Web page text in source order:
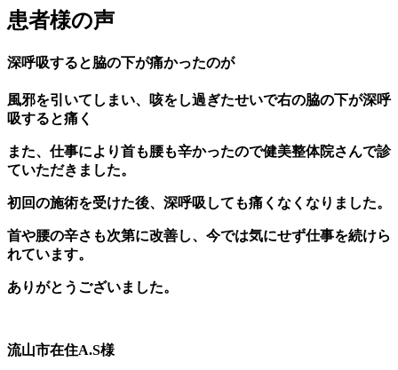
患者様の声
深呼吸すると脇の下が痛かったのが
風邪を引いてしまい、咳をし過ぎたせいで右の脇の下が深呼
吸すると痛く
また、仕事により首も腰も辛かったので健美整体院さんで診
ていただきました。
初回の施術を受けた後、深呼吸しても痛くなくなりました。
首や腰の辛さも次第に改善し、今では気にせず仕事を続けら
れています。
ありがとうございました。
流山市在住A.S様